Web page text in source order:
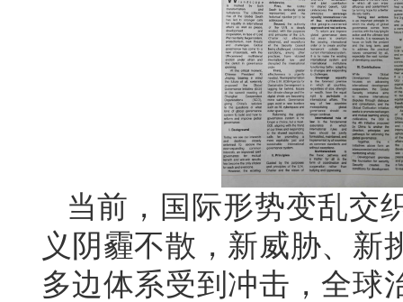
当前，国际形势变乱交
义阴霾不散，新威胁、新
多边体系受到冲击，全球